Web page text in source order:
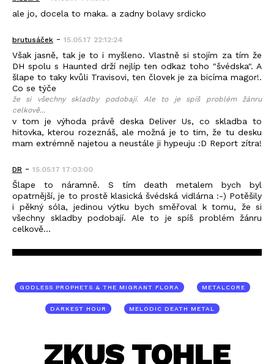
ale jo, docela to maka. a zadny bolavy srdicko
brutusáček - 15.05.17 22:12:24
Však jasně, tak je to i myšleno. Vlastně si stojím za tím že
DH spolu s Haunted drží nejlíp ten odkaz toho "švédska". A
šlape to taky kvůli Travisovi, ten človek je za bicíma magor!.
Co se týče
že si všechny skladby podobají. Ale to je spíš problém žánru
celkově...
v tom je výhoda právě deska Deliver Us, co skladba to
hitovka, kterou rozeznáš, ale možná je to tim, že tu desku
mam extrémně najetou a neustále ji hypeuju :D Report zítra!
DR - 15.05.17 17:03:00
Šlape to náramně. S tím death metalem bych byl
opatrnější, je to prostě klasická švédská vidlárna :-) Potěšily
i pěkný sóla, jedinou výtku bych směřoval k tomu, že si
všechny skladby podobají. Ale to je spíš problém žánru
celkově...
GODLESS PROPHETS & THE MIGRANT FLORA METALCORE
DARKEST HOUR MELODIC DEATH METAL
ZKUS TOHLE